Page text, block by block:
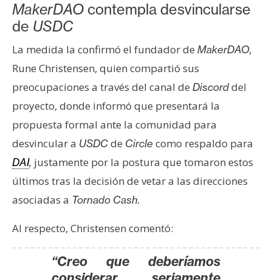
N
t
a
s
d
e
P
r
e
n
a
T
MakerDAO contempla desvincularse
de USDC
La medida la confirmó el fundador de MakerDAO,
Rune Christensen, quien compartió sus
preocupaciones a través del canal de Discorddel
proyecto, donde informó que presentará la
propuesta formal ante la comunidad para
desvincular a USDCde Circle como respaldo para
DAI, justamente por la postura que tomaron estos
últimos tras la decisión de vetar a las direcciones
asociadas a Tornado Cash.
Al respecto, Christensen comentó:
“Creo que deberíamos